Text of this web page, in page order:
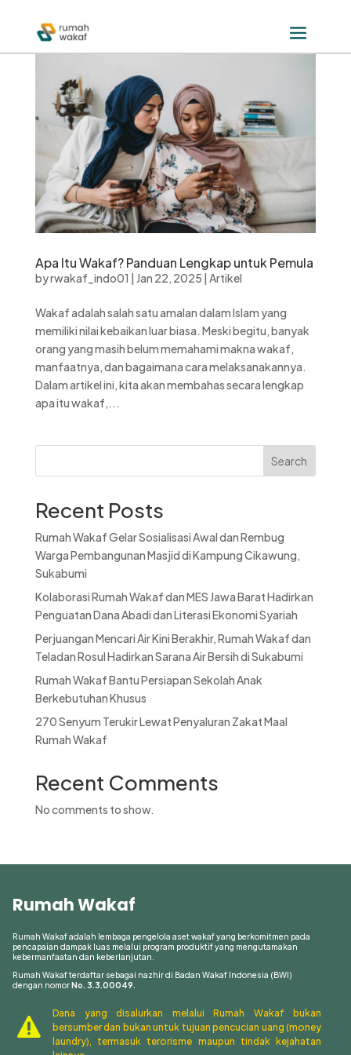
Apa Itu Wakaf? Panduan Lengkap untuk Pemula
byrwakaf_indo01 | Jan 22, 2025 | Artikel
Wakaf adalah salah satu amalan dalam Islam yang
memiliki nilai kebaikan luar biasa. Meski begitu, banyak
orang yang masih belum memahami makna wakaf,
manfaatnya, dan bagaimana cara melaksanakannya.
Dalam artikel ini, kita akan membahas secara lengkap
apa itu wakaf,...
Search
Recent Posts
Rumah Wakaf Gelar Sosialisasi Awal dan Rembug
Warga Pembangunan Masjid di Kampung Cikawung,
Sukabumi
Kolaborasi Rumah Wakaf dan MES Jawa Barat Hadirkan
Penguatan Dana Abadi dan Literasi Ekonomi Syariah
Perjuangan Mencari Air Kini Berakhir, Rumah Wakaf dan
Teladan Rosul Hadirkan Sarana Air Bersih di Sukabumi
Rumah Wakaf Bantu Persiapan Sekolah Anak
Berkebutuhan Khusus
270 Senyum Terukir Lewat Penyaluran Zakat Maal
Rumah Wakaf
Recent Comments
No comments to show.
Rumah Wakaf
Rumah Wakaf adalah lembaga pengelola aset wakaf yang berkomitmen pada
pencapaian dampak luas melalui program produktif yang mengutamakan
kebermanfaatan dan keberlanjutan.
Rumah Wakaf terdaftar sebagai nazhir di Badan Wakaf Indonesia (BWI)
dengan nomorNo. 3.3.00049.

Dana yang disalurkan melalui Rumah Wakaf bukan
bersumber dan bukan untuk tujuan pencucian uang (money
laundry), termasuk terorisme maupun tindak kejahatan